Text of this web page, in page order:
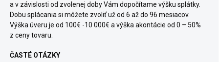
a v závislosti od zvolenej doby Vám dopočítame výšku splátky.
Dobu splácania si môžete zvoliť už od 6 až do 96 mesiacov.
Výška úveru je od 100€ -10 000€ a výška akontácie od 0 – 50%
z ceny tovaru.
ČASTÉ OTÁZKY